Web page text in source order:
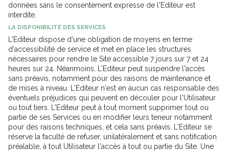
données sans le consentement expresse de l'Editeur est
interdite.
LA DISPONIBILITÉ DES SERVICES
L'Editeur dispose d'une obligation de moyens en terme
d'accessibilité de service et met en place les structures
nécessaires pour rendre le Site accessible 7 jours sur 7 et 24
heures sur 24. Néanmoins, L'Editeur peut suspendre l'accès
sans préavis, notamment pour des raisons de maintenance et
de mises à niveau. L'Editeur n'est en aucun cas responsable des
éventuels préjudices qui peuvent en découler pour l'Utilisateur
ou tout tiers. L'Editeur peut à tout moment supprimer tout ou
partie de ses Services ou en modifier leurs teneur notamment
pour des raisons techniques, et cela sans préavis. L'Editeur se
réserve la faculté de refuser, unilatéralement et sans notification
préalable, à tout Utilisateur l'accès à tout ou partie du Site. Une